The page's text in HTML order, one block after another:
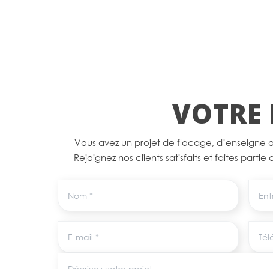
VOTRE
Vous avez un projet de flocage, d’enseigne
Rejoignez nos clients satisfaits et faites